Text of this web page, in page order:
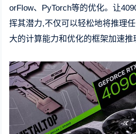
orFlow、PyTorch等的优化。让
挥其潜力,不仅可以轻松地将推理
大的计算能力和优化的框架加速推